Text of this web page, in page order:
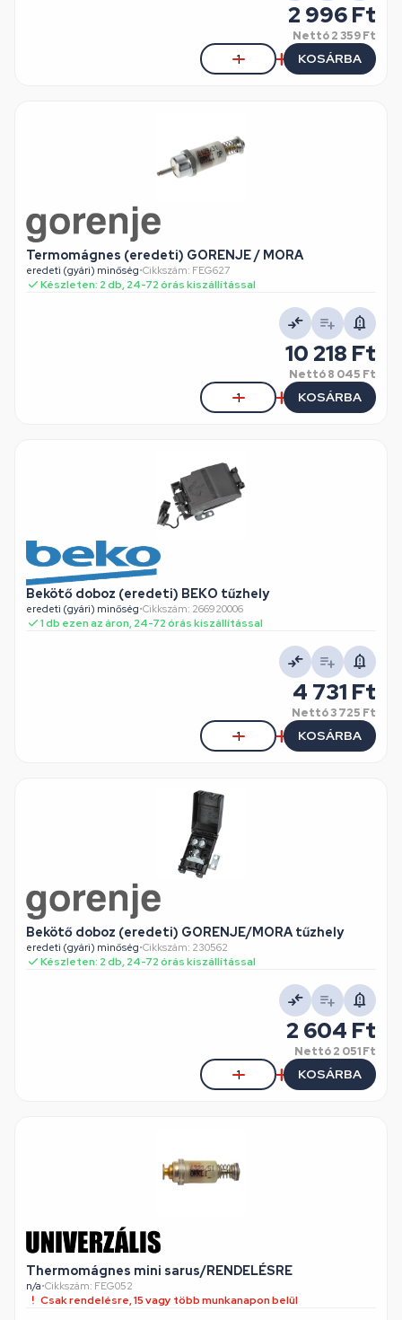
2 996 Ft
Nettó2 359 Ft
KOSÁRBA
Termomágnes (eredeti) GORENJE / MORA
eredeti (gyári) minőség•Cikkszám: FEG627
Készleten: 2 db, 24-72 órás kiszállítással
10 218 Ft
Nettó8 045 Ft
KOSÁRBA
Bekötő doboz (eredeti) BEKO tűzhely
eredeti (gyári) minőség•Cikkszám: 266920006
1 db ezen az áron, 24-72 órás kiszállítással
4 731 Ft
Nettó3 725 Ft
KOSÁRBA
Bekötő doboz (eredeti) GORENJE/MORA tűzhely
eredeti (gyári) minőség•Cikkszám: 230562
Készleten: 2 db, 24-72 órás kiszállítással
2 604 Ft
Nettó2 051 Ft
KOSÁRBA
Thermomágnes mini sarus/RENDELÉSRE
n/a•Cikkszám: FEG052
Csak rendelésre, 15 vagy több munkanapon belül